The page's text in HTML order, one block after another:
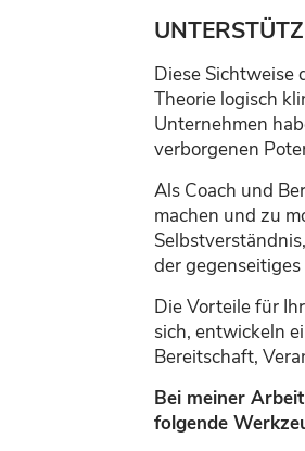
Diese Sichtweise
Theorie logisch
Unternehmen
verborgenen
Als Coach und
machen und zu
der
Die Vorteile für
sich, entwickeln
Bereitschaft,
Bei meiner
folgende